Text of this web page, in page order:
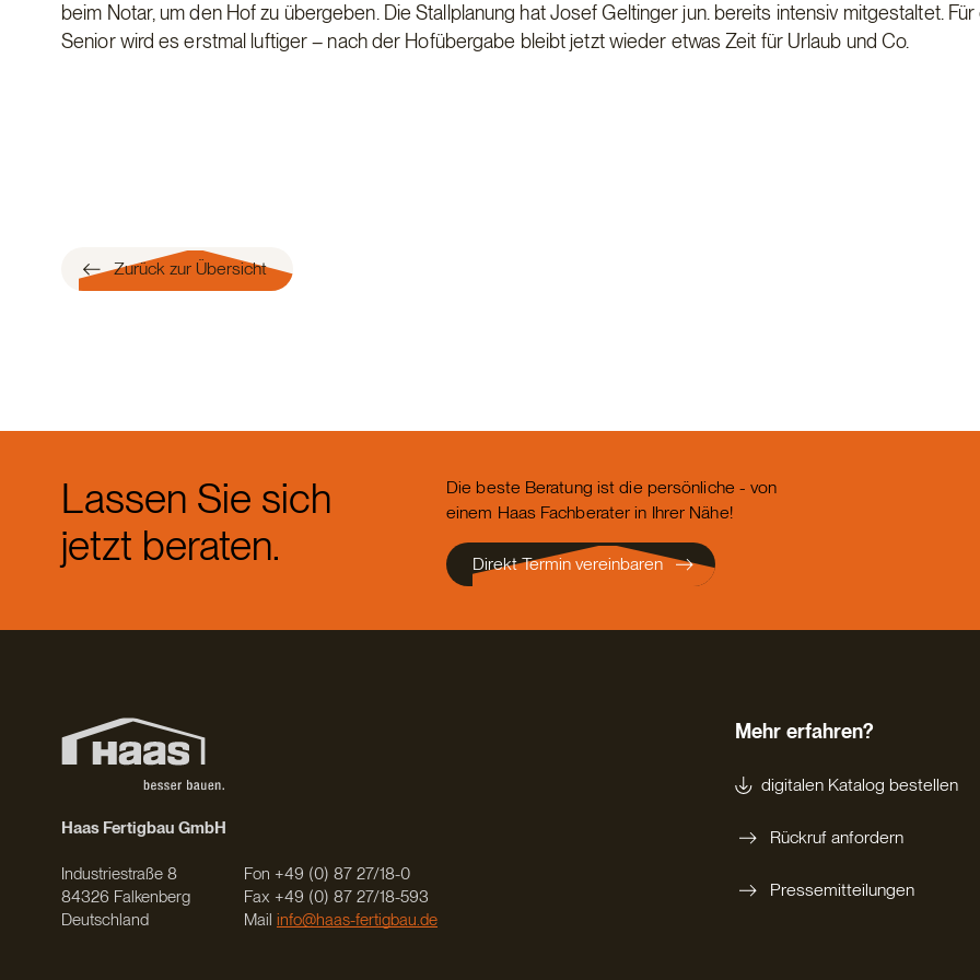
beim Notar, um den Hof zu übergeben. Die Stallplanung hat Josef Geltinger jun. bereits intensiv mitgestaltet.
Senior wird es erstmal luftiger – nach der Hofübergabe bleibt jetzt wieder etwas Zeit für Urlaub und Co.
Zurück zur Übersicht
Lassen Sie sich
jetzt beraten.
Die beste Beratung ist die persönliche - von
einem Haas Fachberater in Ihrer Nähe!
Direkt Termin vereinbaren
Haas Fertigbau GmbH
Industriestraße 8
84326 Falkenberg
Deutschland
Fon +49 (0) 87 27/18-0
Fax +49 (0) 87 27/18-593
Mail info@haas-fertigbau.de
Mehr erfahren?
digitalen Katalog bestellen
Rückruf anfordern
Pressemitteilungen